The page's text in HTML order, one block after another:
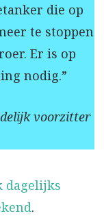
die op
te stoppen
Er is op
nodig.”
voorzitter
dagelijks
.